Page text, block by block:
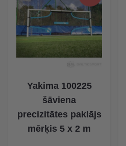
Yakima 100225
šāviena
precizitātes paklājs
mērķis 5 x 2 m